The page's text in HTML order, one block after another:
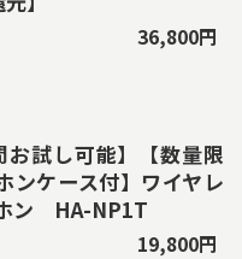
36,800円
お試し可能】【数量限
ンケース付】ワイヤレ
ン HA-NP1T
19,800円